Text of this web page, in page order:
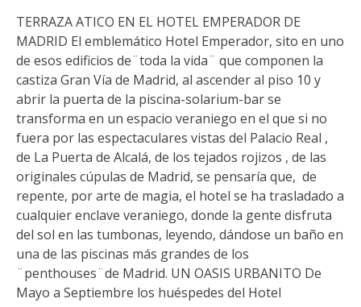
TERRAZA ATICO EN EL HOTEL EMPERADOR DE
MADRID El emblemático Hotel Emperador, sito en uno
de esos edificios de¨toda la vida¨ que componen la
castiza Gran Vía de Madrid, al ascender al piso 10 y
abrir la puerta de la piscina-solarium-bar se
transforma en un espacio veraniego en el que si no
fuera por las espectaculares vistas del Palacio Real ,
de La Puerta de Alcalá, de los tejados rojizos , de las
originales cúpulas de Madrid, se pensaría que, de
repente, por arte de magia, el hotel se ha trasladado a
cualquier enclave veraniego, donde la gente disfruta
del sol en las tumbonas, leyendo, dándose un baño en
una de las piscinas más grandes de los
¨penthouses¨de Madrid. UN OASIS URBANITO De
Mayo a Septiembre los huéspedes del Hotel